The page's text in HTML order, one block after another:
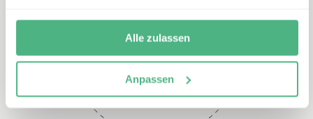
Alle zulassen
Anpassen
Montag – Freitag:
und nach individueller
Terminvereinbarung